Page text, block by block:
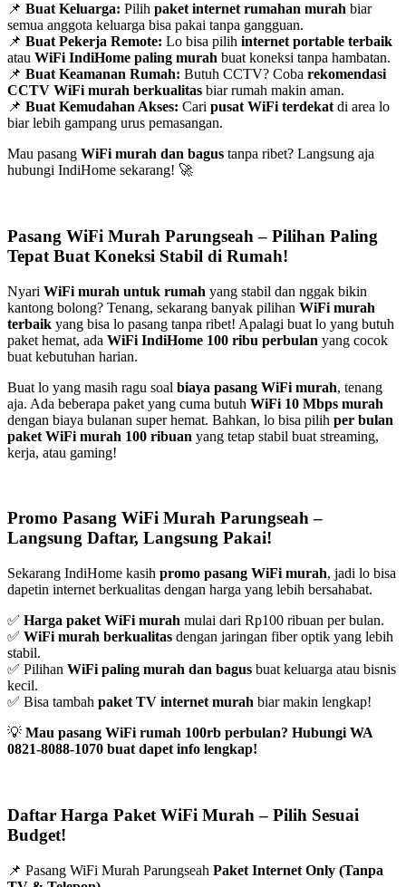
📌 Buat Keluarga: Pilih paket internet rumahan murah biar
semua anggota keluarga bisa pakai tanpa gangguan.
📌 Buat Pekerja Remote: Lo bisa pilih internet portable terbaik
atau WiFi IndiHome paling murah buat koneksi tanpa hambatan.
📌 Buat Keamanan Rumah: Butuh CCTV? Coba rekomendasi
CCTV WiFi murah berkualitas biar rumah makin aman.
📌 Buat Kemudahan Akses: Cari pusat WiFi terdekat di area lo
biar lebih gampang urus pemasangan.
Mau pasang WiFi murah dan bagus tanpa ribet? Langsung aja
hubungi IndiHome sekarang! 🚀
Pasang WiFi Murah Parungseah – Pilihan Paling
Tepat Buat Koneksi Stabil di Rumah!
Nyari WiFi murah untuk rumah yang stabil dan nggak bikin
kantong bolong? Tenang, sekarang banyak pilihan WiFi murah
terbaik yang bisa lo pasang tanpa ribet! Apalagi buat lo yang butuh
paket hemat, ada WiFi IndiHome 100 ribu perbulan yang cocok
buat kebutuhan harian.
Buat lo yang masih ragu soal biaya pasang WiFi murah, tenang
aja. Ada beberapa paket yang cuma butuh WiFi 10 Mbps murah
dengan biaya bulanan super hemat. Bahkan, lo bisa pilih per bulan
paket WiFi murah 100 ribuan yang tetap stabil buat streaming,
kerja, atau gaming!
Promo Pasang WiFi Murah Parungseah –
Langsung Daftar, Langsung Pakai!
Sekarang IndiHome kasih promo pasang WiFi murah, jadi lo bisa
dapetin internet berkualitas dengan harga yang lebih bersahabat.
✅ Harga paket WiFi murah mulai dari Rp100 ribuan per bulan.
✅ WiFi murah berkualitas dengan jaringan fiber optik yang lebih
stabil.
✅ Pilihan WiFi paling murah dan bagus buat keluarga atau bisnis
kecil.
✅ Bisa tambah paket TV internet murah biar makin lengkap!
💡 Mau pasang WiFi rumah 100rb perbulan? Hubungi WA
0821-8088-1070 buat dapet info lengkap!
Daftar Harga Paket WiFi Murah – Pilih Sesuai
Budget!
📌 Pasang WiFi Murah Parungseah Paket Internet Only (Tanpa